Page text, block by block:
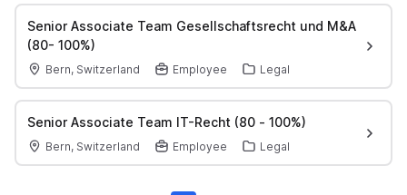
Senior Associate Team Gesellschaftsrecht und M&A
(80- 100%)
Bern, Switzerland Employee Legal
Senior Associate Team IT-Recht (80 - 100%)
Bern, Switzerland Employee Legal